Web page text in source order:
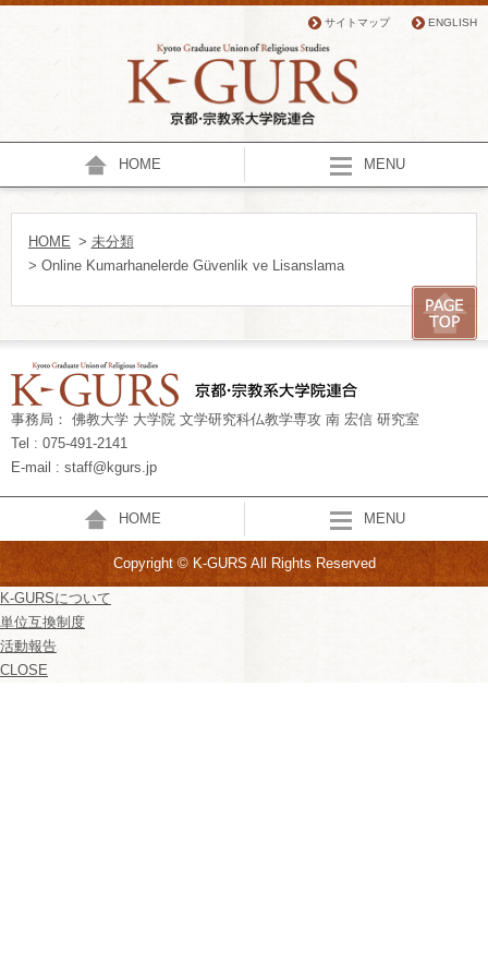
サイトマップ ENGLISH
HOME MENU
HOME > 未分類
> Online Kumarhanelerde Güvenlik ve Lisanslama
事務局： 佛教大学 大学院 文学研究科仏教学専攻 南 宏信 研究室
Tel : 075-491-2141
E-mail : staff@kgurs.jp
HOME MENU
Copyright © K-GURS All Rights Reserved
K-GURSについて
単位互換制度
活動報告
CLOSE